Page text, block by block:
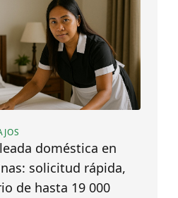
doméstica en
solicitud rápida,
de hasta 19 000